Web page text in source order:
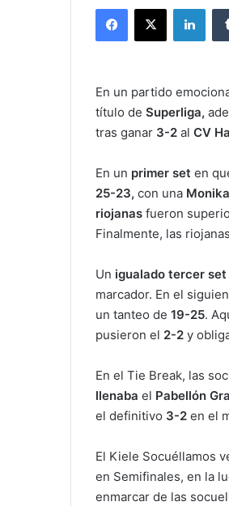
En un partido
título de Superliga,
tras ganar 3-2 al CV
En un primer set en
25-23, con una
riojanas fueron
Finalmente, las
Un igualado tercer set
marcador. En el
un tanteo de 19-25.
pusieron el 2-2 y
En el Tie Break, las
llenaba el Pabellón
el definitivo 3-2 en el
El Kiele Socuéllamos
en Semifinales, en la
enmarcar de las